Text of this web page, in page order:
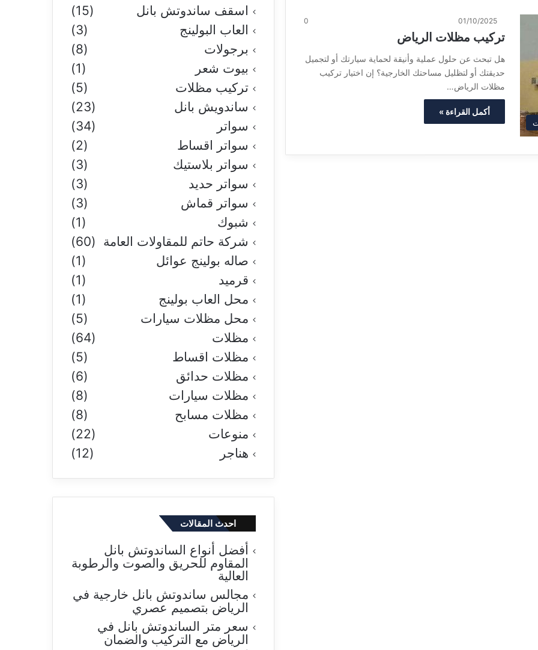
01/10/2025
0
تركيب مظلات الرياض
هل تبحث عن حلول عملية وأنيقة لحماية سيارتك أو لتجميل
حديقتك أو لتظليل مساحتك الخارجية؟ إن اختيار تركيب
مظلات الرياض…
أكمل القراءة »
اسقف ساندوتش بانل
(15)
العاب البولينج
(3)
برجولات
(8)
بيوت شعر
(1)
تركيب مظلات
(5)
ساندويش بانل
(23)
سواتر
(34)
سواتر اقساط
(2)
سواتر بلاستيك
(3)
سواتر حديد
(3)
سواتر قماش
(3)
شبوك
(1)
شركة حاتم للمقاولات العامة (60)
صاله بولينج عوائل
(1)
قرميد
(1)
محل العاب بولينج
(1)
محل مظلات سيارات
(5)
مظلات
(64)
مظلات اقساط
(5)
مظلات حدائق
(6)
مظلات سيارات
(8)
مظلات مسابح
(8)
منوعات
(22)
هناجر
(12)
احدث المقالات
أفضل أنواع الساندوتش بانل
المقاوم للحريق والصوت والرطوبة
العالية
مجالس ساندوتش بانل خارجية في
الرياض بتصميم عصري
سعر متر الساندوتش بانل في
الرياض مع التركيب والضمان